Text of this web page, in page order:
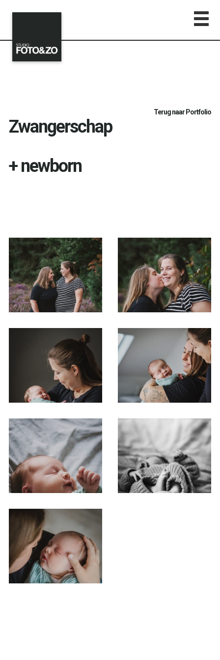
Terug naar Portfolio
Zwangerschap
+ newborn